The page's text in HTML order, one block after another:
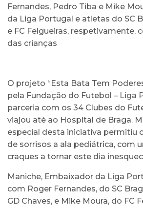
Fernandes, Pedro Tiba e Mike
da Liga Portugal e atletas do SC
e FC Felgueiras, respetivamente,
das crianças
O projeto “Esta Bata Tem
pela Fundação do Futebol – Liga
parceria com os 34 Clubes do
viajou até ao Hospital de Braga.
especial desta iniciativa permitiu
de sorrisos a ala pediátrica, com
craques a tornar este dia
Maniche, Embaixador da Liga
com Roger Fernandes, do SC
GD Chaves, e Mike Moura, do FC